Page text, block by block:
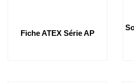
Fiche ATEX Série AP